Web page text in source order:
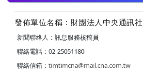
發佈單位名稱：財團法人中央通訊社
新聞聯絡人：訊息服務核稿員
聯絡電話：02-25051180
聯絡信箱： timtimcna@mail.cna.com.tw